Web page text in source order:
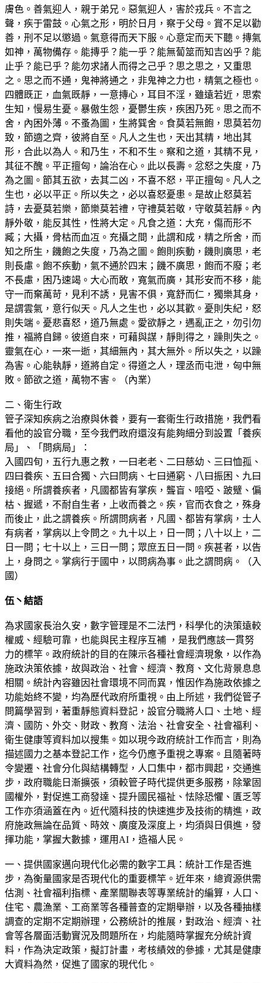
膚色。善氣迎人，親于弟兄。惡氣迎人，害於戎兵。不言之
聲，疾于雷鼓。心氣之形，明於日月，察于父母。賞不足以勸
善，刑不足以懲過。氣意得而天下服。心意定而天下聽。摶氣
如神，萬物備存。能摶乎？能一乎？能無蔔筮而知吉凶乎？能
止乎？能已乎？能勿求諸人而得之己乎？思之思之，又重思
之。思之而不通，鬼神將通之，非鬼神之力也，精氣之極也。
四體既正，血氣既靜，一意摶心，耳目不淫，雖遠若近，思索
生知，慢易生憂。暴傲生怨，憂鬱生疾，疾困乃死。思之而不
舍，內困外薄。不蚤為圖，生將巽舍。食莫若無飽，思莫若勿
致，節適之齊，彼將自至。凡人之生也，天出其精，地出其
形，合此以為人。和乃生，不和不生。察和之道，其精不見，
其征不醜。平正擅匈，論治在心。此以長壽。忿怒之失度，乃
為之圖。節其五欲，去其二凶，不喜不怒，平正擅匈。凡人之
生也，必以平正。所以失之，必以喜怒憂患。是故止怒莫若
詩，去憂莫若樂，節樂莫若禮，守禮莫若敬，守敬莫若靜。內
靜外敬，能反其性，性將大定。凡食之道：大充，傷而形不
臧；大攝，骨枯而血冱。充攝之間，此謂和成，精之所舍，而
知之所生，饑飽之失度，乃為之圖。飽則疾動，饑則廣思，老
則長慮。飽不疾動，氣不通於四末；饑不廣思，飽而不廢；老
不長慮，困乃速竭。大心而敢，寬氣而廣，其形安而不移，能
守一而棄萬苛，見利不誘，見害不俱，寬舒而仁，獨樂其身，
是謂雲氣，意行似天。凡人之生也，必以其歡。憂則失紀，怒
則失端。憂悲喜怒，道乃無處。愛欲靜之，遇亂正之，勿引勿
推，福將自歸。彼道自來，可藉與謀，靜則得之，躁則失之。
靈氣在心，一來一逝，其細無內，其大無外。所以失之，以躁
為害。心能執靜，道將自定。得道之人，理丞而屯泄，匈中無
敗。節欲之道，萬物不害。（內業）
二、衛生行政
管子深知疾病之治療與休養，要有一套衛生行政措施，我們看
看他的設官分職，至今我們政府還沒有能夠細分到設置「養疾
局」、「問病局」：
入國四旬，五行九惠之教，一曰老老、二曰慈幼、三曰恤孤、
四曰養疾、五曰合獨、六曰問病、七曰通窮、八曰振困、九曰
接絕。所謂養疾者，凡國都皆有掌疾，聾盲、喑啞、跛躄、偏
枯、握遞，不耐自生者，上收而養之。疾，官而衣食之，殊身
而後止，此之謂養疾。所謂問病者，凡國、都皆有掌病，士人
有病者，掌病以上令問之。九十以上，日一問；八十以上，二
日一問；七十以上，三日一問；眾庶五日一問。疾甚者，以告
上，身問之。掌病行于國中，以問病為事。此之謂問病。（入
國）
伍丶結語
為求國家長治久安，數字管理是不二法門，科學化的決策遠較
權威、經驗可靠，也能與民主程序互補 ，是我們應該一貫努
力的標竿。政府統計的目的在陳示各種社會經濟現象，以作為
施政決策依據，故與政治、社會、經濟、教育、文化背景息息
相關。統計內容雖因社會環境不同而異，惟因作為施政依據之
功能始終不變，均為歷代政府所重視。由上所述，我們從管子
問篇學習到，著重靜態資料登記，設官分職將人口、土地、經
濟、國防、外交、財政、教育、法治、社會安全、社會福利、
衛生健康等資料加以搜集。如以現今政府統計工作而言，則為
描述國力之基本登記工作，迄今仍應予重視之專案。且隨著時
令變遷、社會分化與結構轉型，人口集中，都市興起，交通進
步，政府職能日漸擴張，須較管子時代提供更多服務，除鞏固
國權外，對促進工商發達、提升國民福祉、怯除恐懼、匱乏等
工作亦須涵蓋在內。近代隨科技的快速進步及技術的精進，政
府施政無論在品質、時效、廣度及深度上，均須與日俱進，發
揮功能，掌握大數據，運用AI，造福人民。
一、提供國家邁向現代化必需的數字工具：統計工作是否進
步，為衡量國家是否現代化的重要標竿。近年來，總資源供需
估測、社會福利指標、產業關聯表等專業統計的編算，人口、
住宅、農漁業、工商業等各種普查的定期舉辦，以及各種抽樣
調查的定期不定期辦理，公務統計的推展，對政治、經濟、社
會等各層面活動實況及問題所在，均能隨時掌握充分統計資
料，作為決定政策，擬訂計畫，考核績效的參據，尤其是健康
大資料為然，促進了國家的現代化。